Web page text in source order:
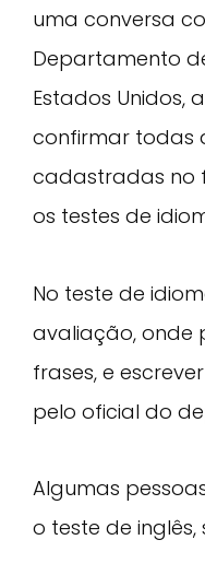
uma conversa
Departamento
Estados Unidos,
confirmar todas
cadastradas no
os testes de
No teste de
avaliação, onde
frases, e
pelo oficial do
Algumas
o teste de inglês,